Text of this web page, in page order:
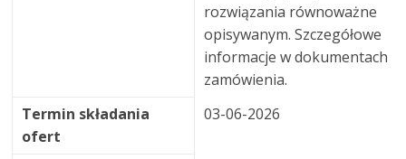
rozwiązania równoważne
opisywanym. Szczegółowe
informacje w dokumentach
zamówienia.
Termin składania
ofert
03-06-2026